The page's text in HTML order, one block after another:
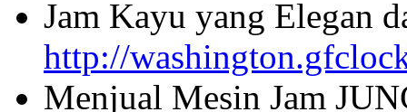
Jam Kayu yang Elegan
http://
Menjual Mesin Jam